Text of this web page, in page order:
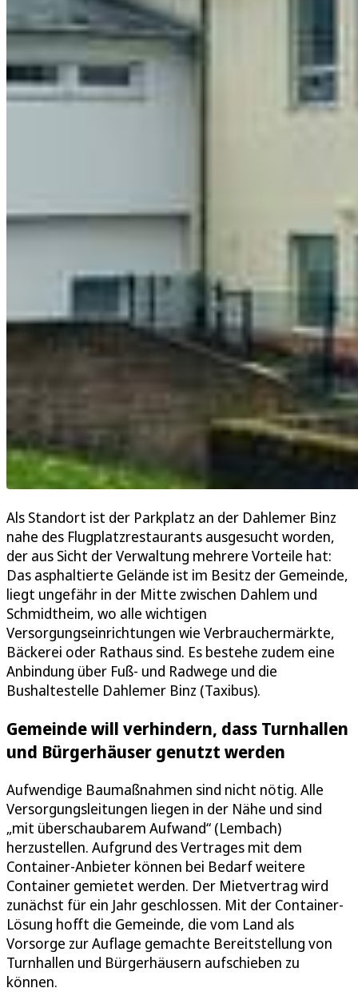
Als Standort ist der Parkplatz an der Dahlemer Binz
nahe des Flugplatzrestaurants ausgesucht worden,
der aus Sicht der Verwaltung mehrere Vorteile hat:
Das asphaltierte Gelände ist im Besitz der Gemeinde,
liegt ungefähr in der Mitte zwischen Dahlem und
Schmidtheim, wo alle wichtigen
Versorgungseinrichtungen wie Verbrauchermärkte,
Bäckerei oder Rathaus sind. Es bestehe zudem eine
Anbindung über Fuß- und Radwege und die
Bushaltestelle Dahlemer Binz (Taxibus).
Gemeinde will verhindern, dass Turnhallen
und Bürgerhäuser genutzt werden
Aufwendige Baumaßnahmen sind nicht nötig. Alle
Versorgungsleitungen liegen in der Nähe und sind
„mit überschaubarem Aufwand“ (Lembach)
herzustellen. Aufgrund des Vertrages mit dem
Container-Anbieter können bei Bedarf weitere
Container gemietet werden. Der Mietvertrag wird
zunächst für ein Jahr geschlossen. Mit der Container-
Lösung hofft die Gemeinde, die vom Land als
Vorsorge zur Auflage gemachte Bereitstellung von
Turnhallen und Bürgerhäusern aufschieben zu
können.